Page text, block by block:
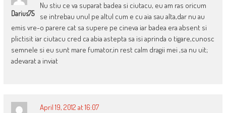
Darius75
Nu stiu ce va suparat badea si ciutacu, eu am ras oricum
se intrebau unul pe altul cum e cu aia sau alta,dar nu au
emis vre-o parere cat sa supere pe cineva iar badea era absent si
plictisit iar ciutacu cred ca abia astepta sa isi aprinda o tigare,cunosc
semnele si eu sunt mare fumator,in rest calm dragii mei ,sa nu uit;
adevarat a inviat
April 19, 2012 at 16:07